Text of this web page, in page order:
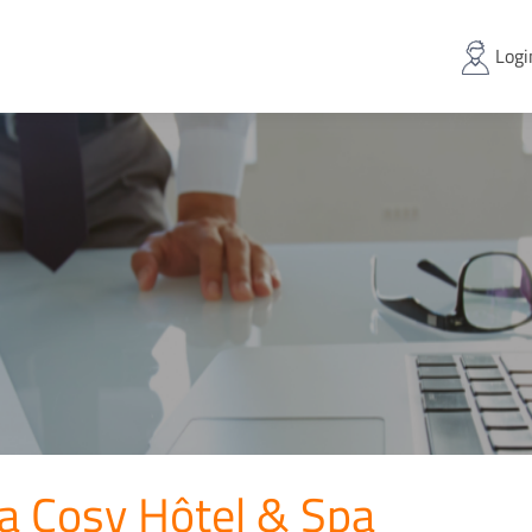
Cosy Hôtel & Spa